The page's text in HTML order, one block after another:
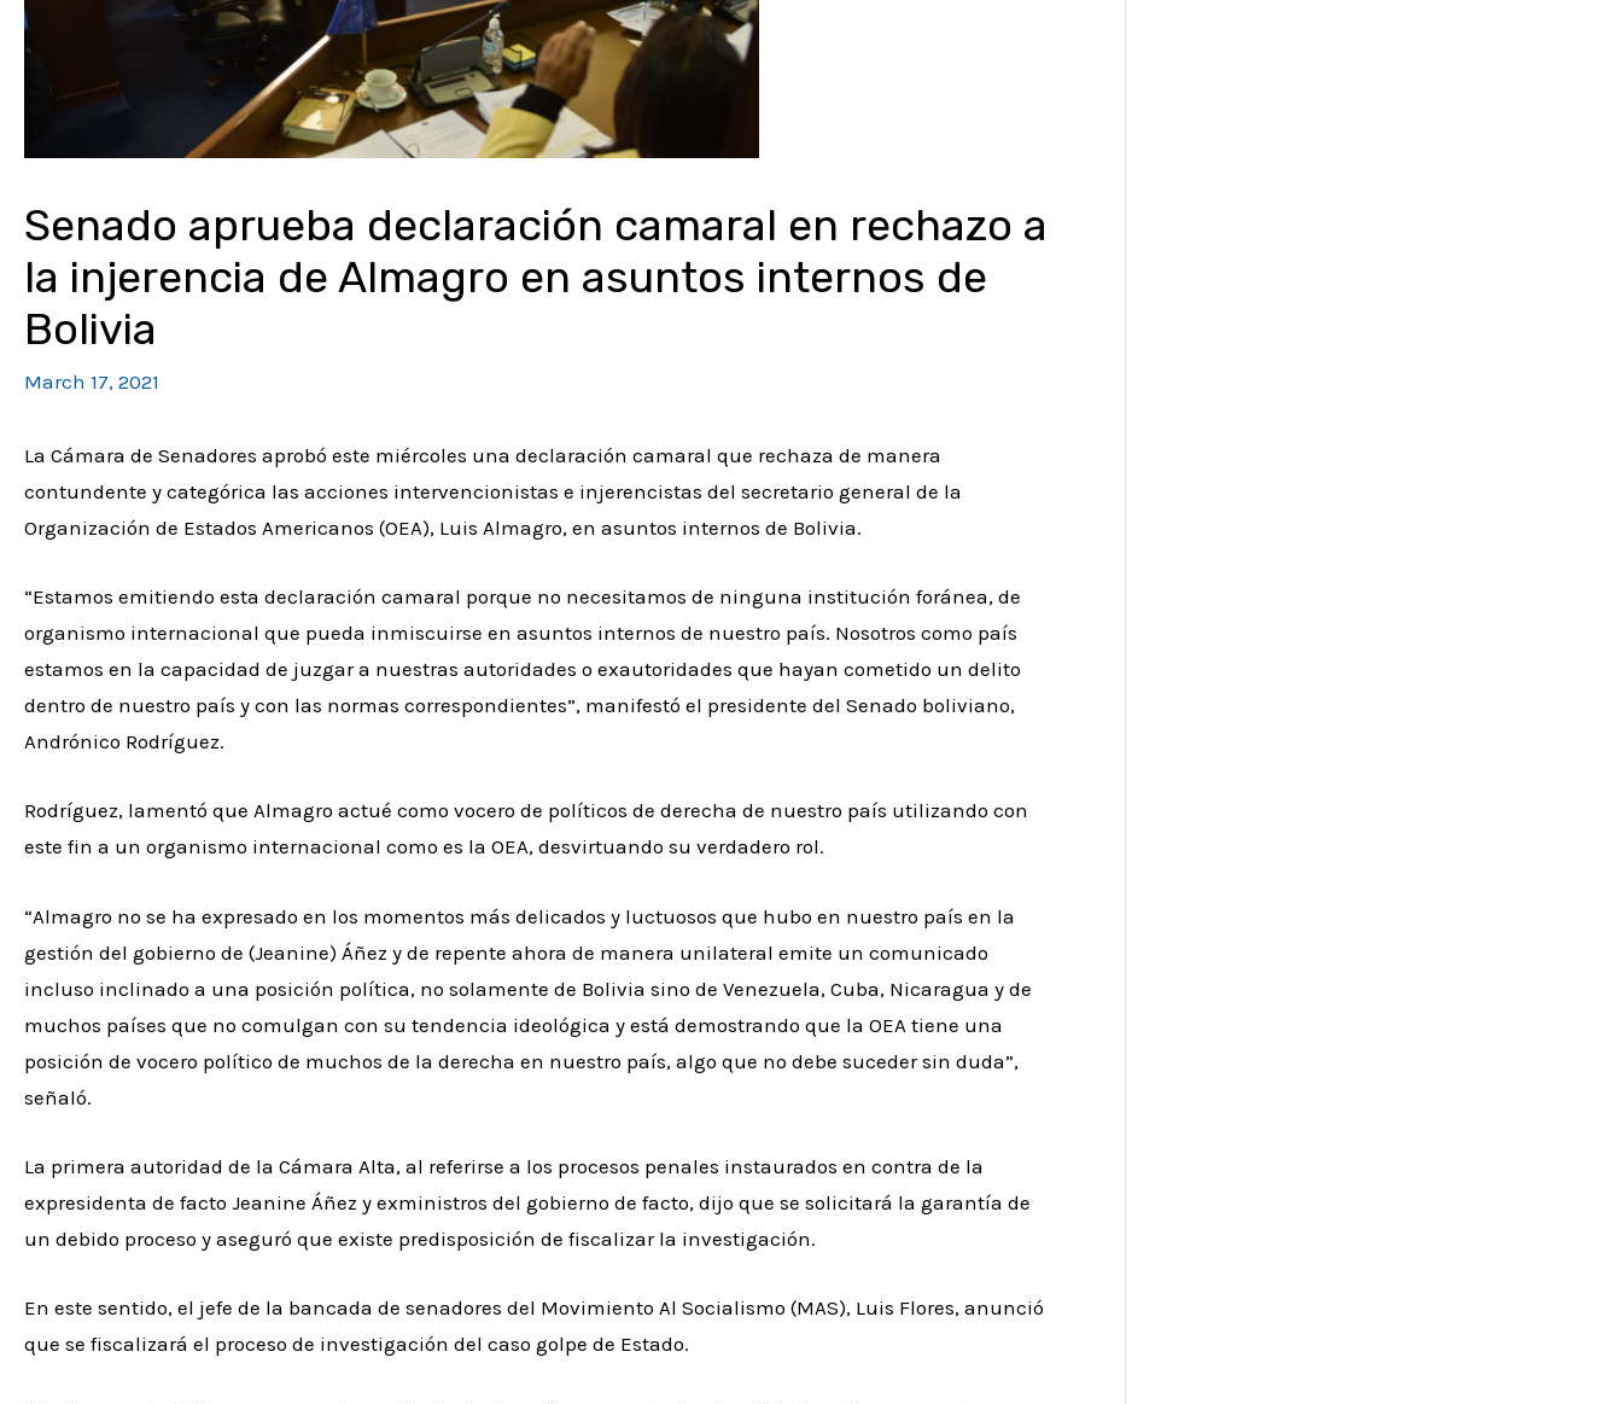
Senado aprueba declaración camaral en rechazo a
la injerencia de Almagro en asuntos internos de
Bolivia
March 17, 2021
La Cámara de Senadores aprobó este miércoles una declaración camaral que rechaza de manera
contundente y categórica las acciones intervencionistas e injerencistas del secretario general de la
Organización de Estados Americanos (OEA), Luis Almagro, en asuntos internos de Bolivia.
“Estamos emitiendo esta declaración camaral porque no necesitamos de ninguna institución foránea, de
organismo internacional que pueda inmiscuirse en asuntos internos de nuestro país. Nosotros como país
estamos en la capacidad de juzgar a nuestras autoridades o exautoridades que hayan cometido un delito
dentro de nuestro país y con las normas correspondientes”, manifestó el presidente del Senado boliviano,
Andrónico Rodríguez.
Rodríguez, lamentó que Almagro actué como vocero de políticos de derecha de nuestro país utilizando con
este fin a un organismo internacional como es la OEA, desvirtuando su verdadero rol.
“Almagro no se ha expresado en los momentos más delicados y luctuosos que hubo en nuestro país en la
gestión del gobierno de (Jeanine) Áñez y de repente ahora de manera unilateral emite un comunicado
incluso inclinado a una posición política, no solamente de Bolivia sino de Venezuela, Cuba, Nicaragua y de
muchos países que no comulgan con su tendencia ideológica y está demostrando que la OEA tiene una
posición de vocero político de muchos de la derecha en nuestro país, algo que no debe suceder sin duda”,
señaló.
La primera autoridad de la Cámara Alta, al referirse a los procesos penales instaurados en contra de la
expresidenta de facto Jeanine Áñez y exministros del gobierno de facto, dijo que se solicitará la garantía de
un debido proceso y aseguró que existe predisposición de fiscalizar la investigación.
En este sentido, el jefe de la bancada de senadores del Movimiento Al Socialismo (MAS), Luis Flores, anunció
que se fiscalizará el proceso de investigación del caso golpe de Estado.